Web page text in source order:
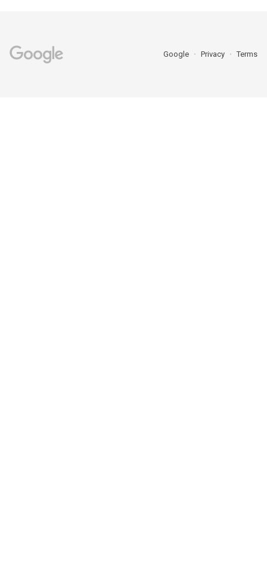
Google Privacy Terms